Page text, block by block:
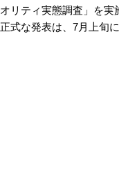
オリティ実態調査」を実
正式な発表は、7月上旬